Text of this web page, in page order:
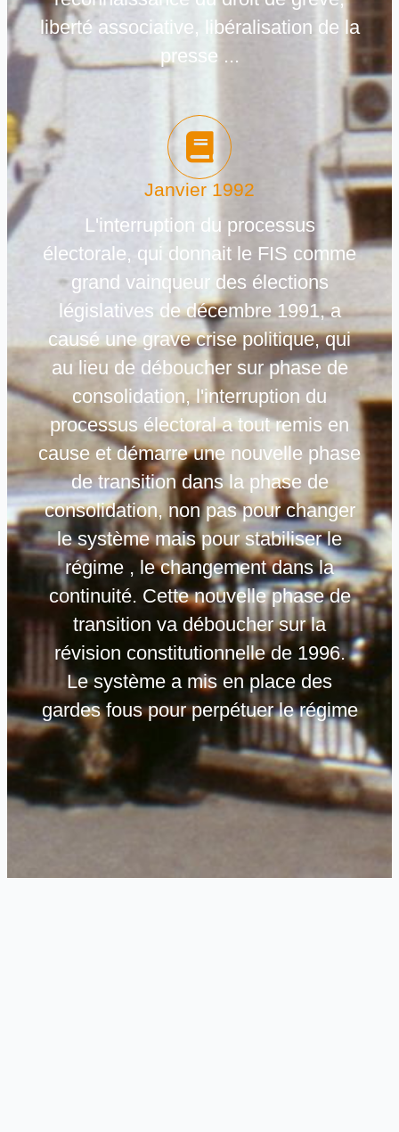
liberté associative, libéralisation de la
presse ...
Janvier 1992
L'interruption du processus
électorale, qui donnait le FIS comme
grand vainqueur des élections
législatives de décembre 1991, a
causé une grave crise politique, qui
au lieu de déboucher sur phase de
consolidation, l'interruption du
processus électoral a tout remis en
cause et démarre une nouvelle phase
de transition dans la phase de
consolidation, non pas pour changer
le système mais pour stabiliser le
régime , le changement dans la
continuité. Cette nouvelle phase de
transition va déboucher sur la
révision constitutionnelle de 1996.
Le système a mis en place des
gardes fous pour perpétuer le régime